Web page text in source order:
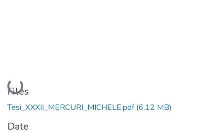
Loading...
Files
Tesi_XXXII_MERCURI_MICHELE.pdf(6.12 MB)
Date